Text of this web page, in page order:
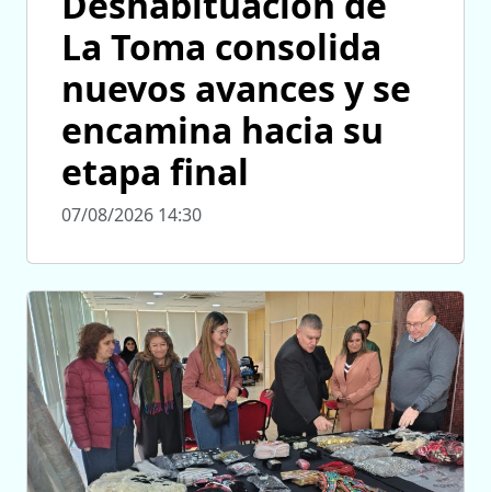
La Toma consolida
nuevos avances y se
encamina hacia su
etapa final
07/08/2026 14:30